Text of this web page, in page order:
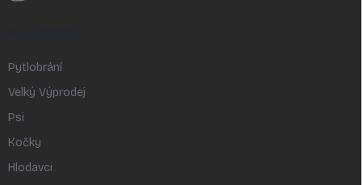
Pytlobrání
Velký Výprodej
Psi
Kočky
Hlodavci